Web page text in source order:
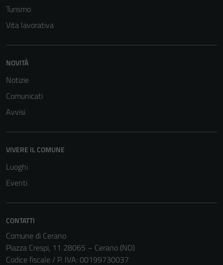
Turismo
Vita lavorativa
NOVITÀ
Notizie
Comunicati
Avvisi
VIVERE IL COMUNE
Luoghi
Eventi
CONTATTI
Comune di Cerano
Piazza Crespi, 11 28065 – Cerano (NO)
Codice fiscale / P. IVA: 00199730037